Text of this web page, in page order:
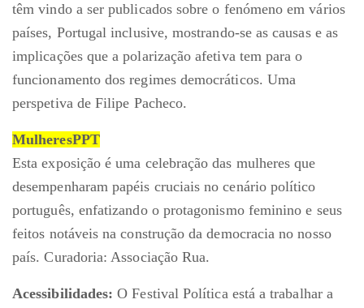
têm vindo a ser publicados sobre o fenómeno em vários
países, Portugal inclusive, mostrando-se as causas e as
implicações que a polarização afetiva tem para o
funcionamento dos regimes democráticos. Uma
perspetiva de Filipe Pacheco.
MulheresPPT
Esta exposição é uma celebração das mulheres que
desempenharam papéis cruciais no cenário político
português, enfatizando o protagonismo feminino e seus
feitos notáveis na construção da democracia no nosso
país. Curadoria: Associação Rua.
Acessibilidades:O Festival Política está a trabalhar a